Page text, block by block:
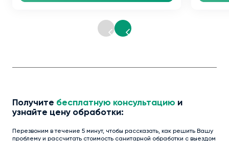
Получите бесплатную консультацию и
узнайте цену обработки:
Перезвоним в течение 5 минут, чтобы рассказать, как решить Вашу
проблему и рассчитать стоимость санитарной обработки с выездом